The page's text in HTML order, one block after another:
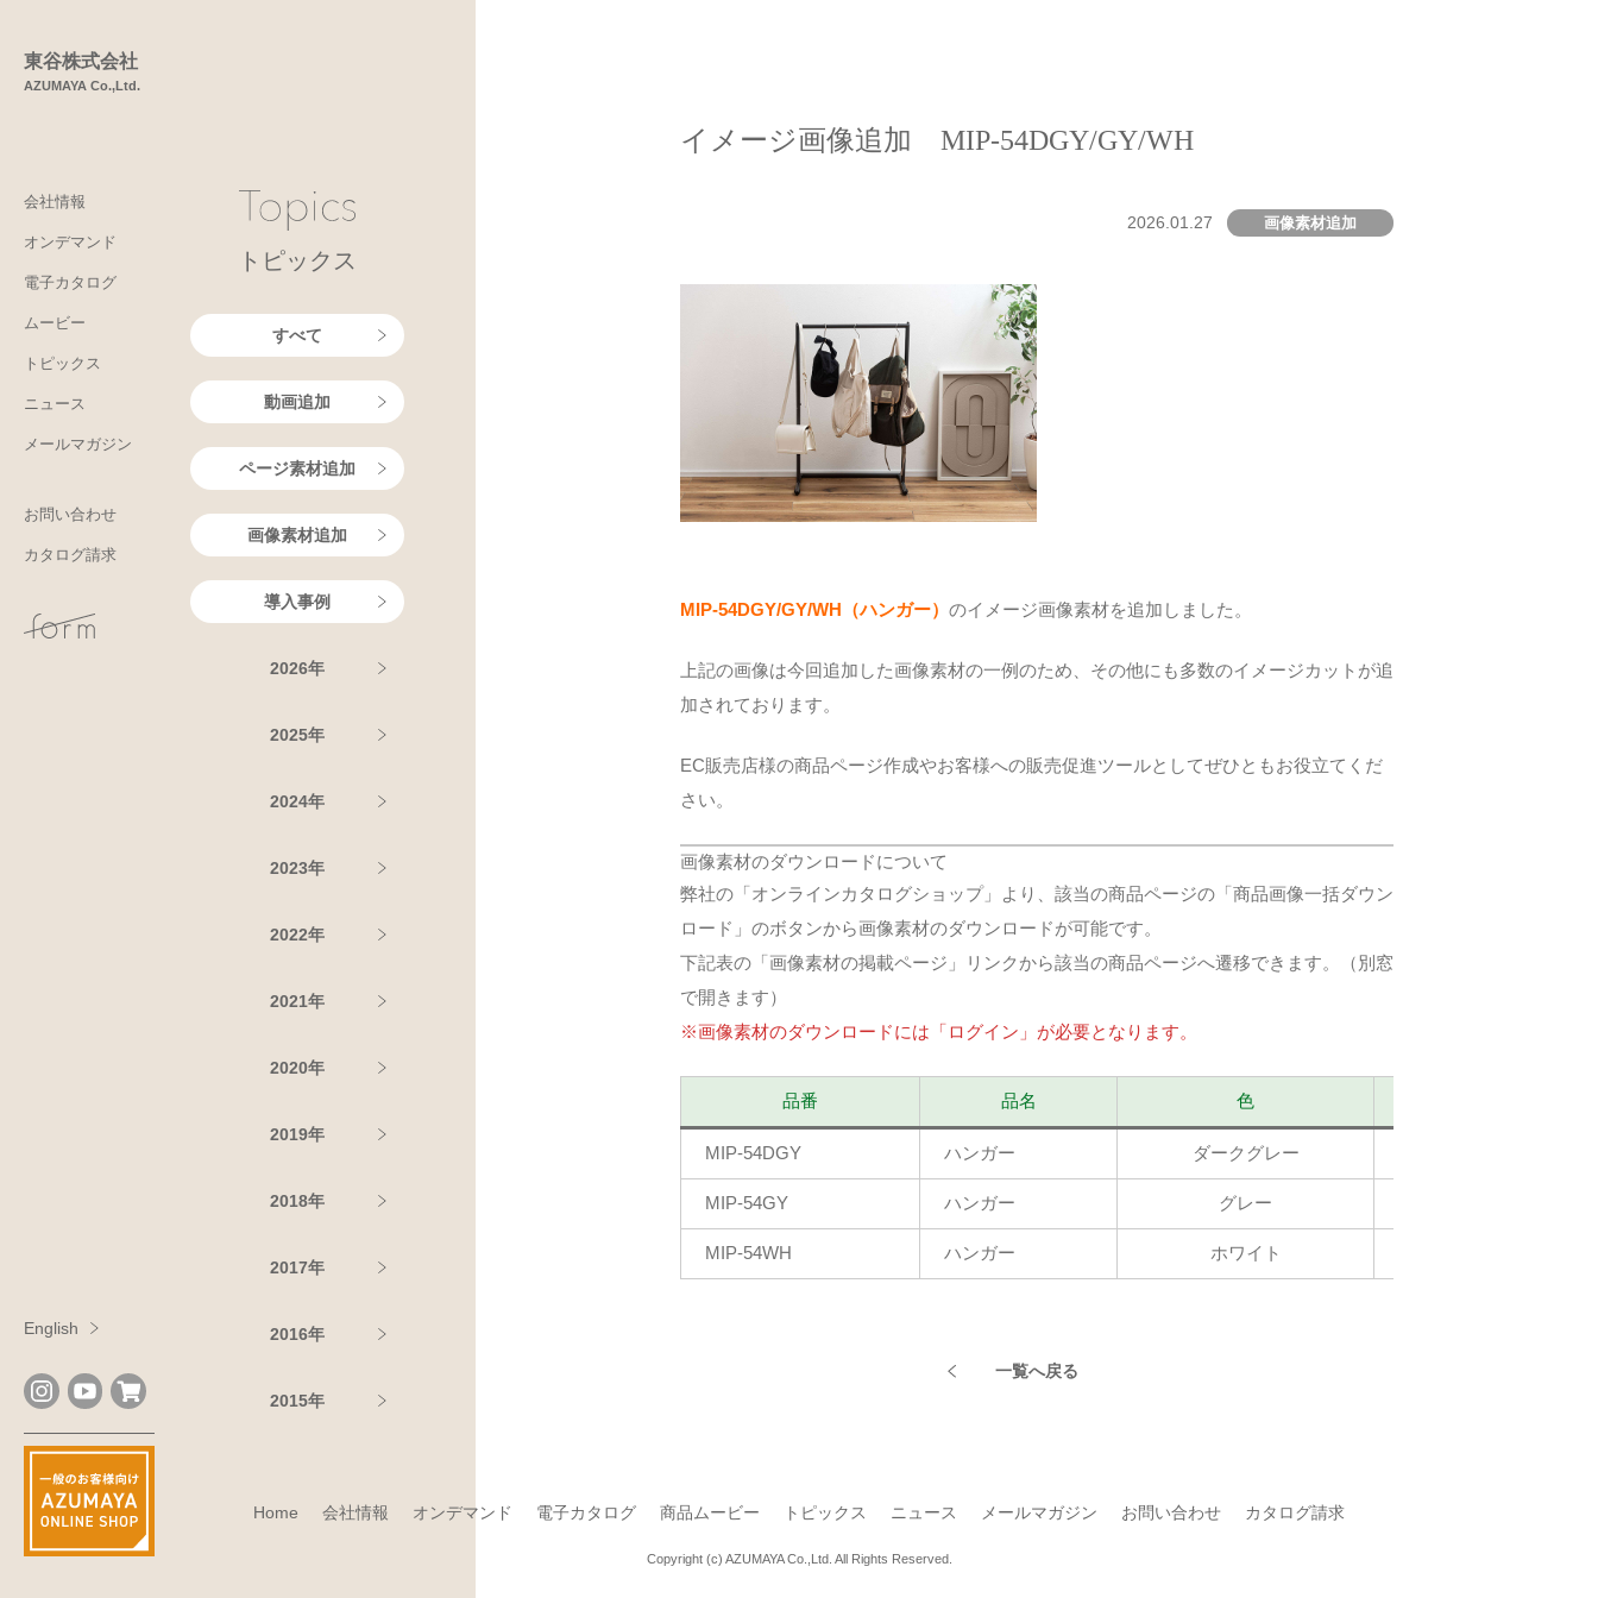
東谷株式会社
AZUMAYA Co.,Ltd.
会社情報
オンデマンド
電子カタログ
ムービー
トピックス
ニュース
メールマガジン
お問い合わせ
カタログ請求
English
トピックス
すべて
動画追加
ページ素材追加
画像素材追加
導入事例
2026年
2025年
2024年
2023年
2022年
2021年
2020年
2019年
2018年
2017年
2016年
2015年
イメージ画像追加 MIP-54DGY/GY/WH
2026.01.27 画像素材追加
MIP-54DGY/GY/WH（ハンガー） のイメージ画像素材を追加しました。
上記の画像は今回追加した画像素材の一例のため、その他にも多数のイメージカットが追
加されております。
EC販売店様の商品ページ作成やお客様への販売促進ツールとしてぜひともお役立てくだ
さい。
画像素材のダウンロードについて
弊社の「オンラインカタログショップ」より、該当の商品ページの「商品画像一括ダウン
ロード」のボタンから画像素材のダウンロードが可能です。
下記表の「画像素材の掲載ページ」リンクから該当の商品ページへ遷移できます。（別窓
で開きます）
※画像素材のダウンロードには「ログイン」が必要となります。
品番 品名 色
MIP-54DGY ハンガー ダークグレー
MIP-54GY ハンガー グレー
MIP-54WH ハンガー ホワイト
一覧へ戻る
Home 会社情報 オンデマンド 電子カタログ 商品ムービー トピックス ニュース メールマガジン お問い合わせ カタログ請求
Copyright (c) AZUMAYA Co.,Ltd. All Rights Reserved.